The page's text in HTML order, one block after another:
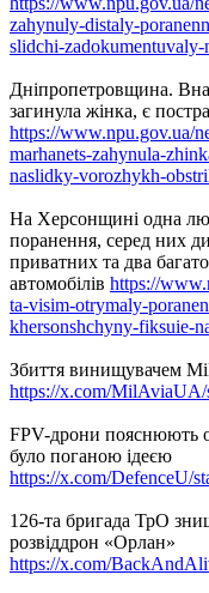
zahynuly-distaly-
slidchi-
Дніпропетровщина.
загинула жінка, є
https://www.npu.gov.ua/
marhanets-zahynula-
naslidky-vorozhykh-
На Херсонщині одна
поранення, серед них
приватних та два
автомобілів https://
ta-visim-otrymaly-
khersonshchyny-fiksuie-
Збиття винищувачем
https://x.com/MilAviaUA/
FPV-дрони пояснюють
було поганою ідеєю
https://x.com/DefenceU/
126-та бригада ТрО
розвіддрон «Орлан»
https://x.com/